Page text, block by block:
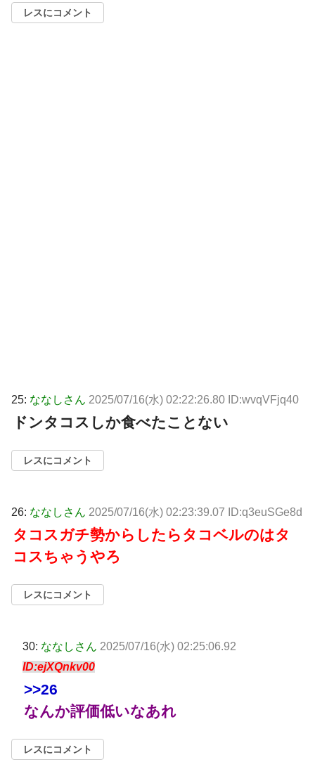
レスにコメント
25: ななしさん 2025/07/16(水) 02:22:26.80 ID:wvqVFjq40
ドンタコスしか食べたことない
レスにコメント
26: ななしさん 2025/07/16(水) 02:23:39.07 ID:q3euSGe8d
タコスガチ勢からしたらタコベルのはタ
コスちゃうやろ
レスにコメント
30: ななしさん 2025/07/16(水) 02:25:06.92
ID:ejXQnkv00
>>26
なんか評価低いなあれ
レスにコメント